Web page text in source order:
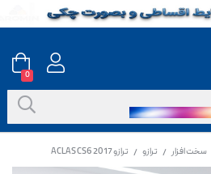
سخت افزار / ترازو / ترازو ACLAS CS6 2017
0